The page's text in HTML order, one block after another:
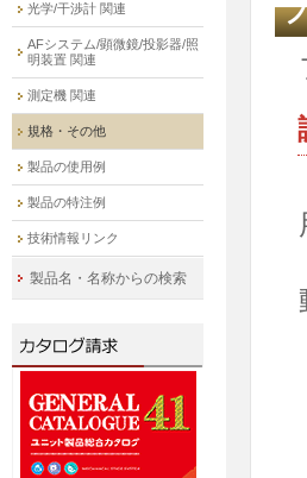
光学/干渉計 関連
AFシステム/顕微鏡/投影器/照
明装置 関連
測定機 関連
規格・その他
製品の使用例
製品の特注例
技術情報リンク
製品名・名称からの検索